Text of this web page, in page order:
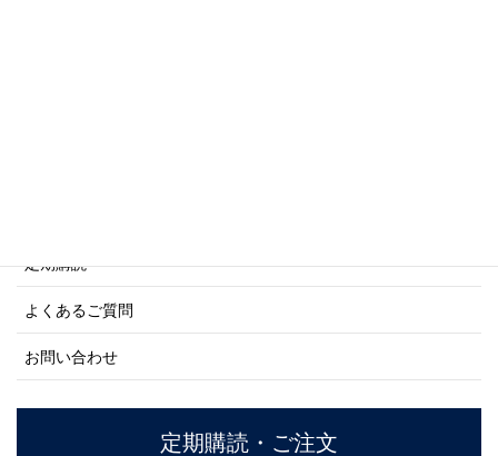
定期購読
よくあるご質問
お問い合わせ
定期購読・ご注文